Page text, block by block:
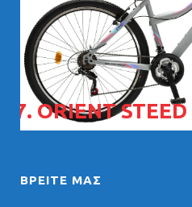
07. ORIENT
ΒΡΕΊΤΕ ΜΑΣ